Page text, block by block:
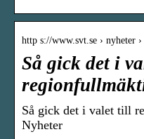
http s://www.svt.se › nyheter
Så gick det i
Så gick det i valet till
Nyheter